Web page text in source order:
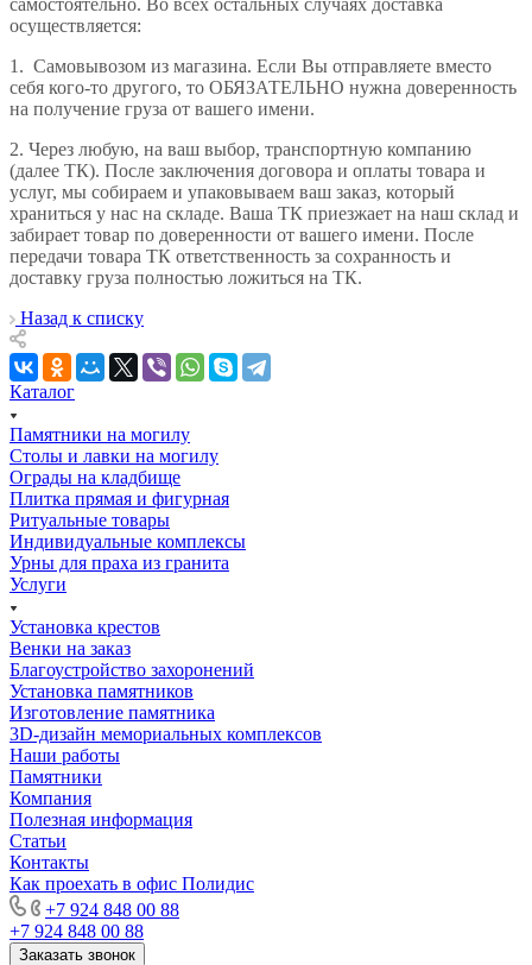
осуществляется:
1. Самовывозом из магазина. Если Вы отправляете вместо
себя кого-то другого, то ОБЯЗАТЕЛЬНО нужна доверенность
на получение груза от вашего имени.
2. Через любую, на ваш выбор, транспортную компанию
(далее ТК). После заключения договора и оплаты товара и
услуг, мы собираем и упаковываем ваш заказ, который
храниться у нас на складе. Ваша ТК приезжает на наш склад и
забирает товар по доверенности от вашего имени. После
передачи товара ТК ответственность за сохранность и
доставку груза полностью ложиться на ТК.
Назад к списку
Каталог
Памятники на могилу
Столы и лавки на могилу
Ограды на кладбище
Плитка прямая и фигурная
Ритуальные товары
Индивидуальные комплексы
Урны для праха из гранита
Услуги
Установка крестов
Венки на заказ
Благоустройство захоронений
Установка памятников
Изготовление памятника
3D-дизайн мемориальных комплексов
Наши работы
Памятники
Компания
Полезная информация
Статьи
Контакты
Как проехать в офис Полидис
+7 924 848 00 88
+7 924 848 00 88
Заказать звонок